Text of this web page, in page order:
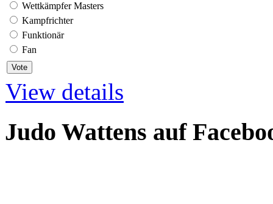
Wettkämpfer Masters
Kampfrichter
Funktionär
Fan
View details
Judo Wattens auf